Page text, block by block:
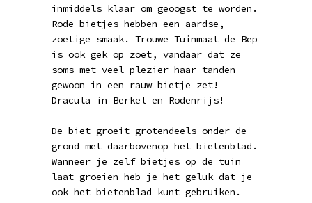
inmiddels klaar om geoogst te worden.
Rode bietjes hebben een aardse,
zoetige smaak. Trouwe Tuinmaat de Bep
is ook gek op zoet, vandaar dat ze
soms met veel plezier haar tanden
gewoon in een rauw bietje zet!
Dracula in Berkel en Rodenrijs!
De biet groeit grotendeels onder de
grond met daarbovenop het bietenblad.
Wanneer je zelf bietjes op de tuin
laat groeien heb je het geluk dat je
ook het bietenblad kunt gebruiken.